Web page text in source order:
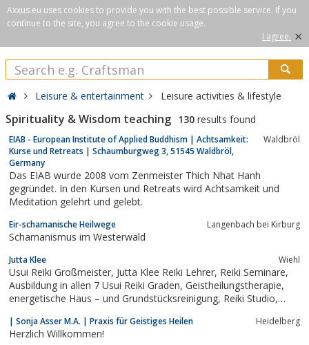
Axxus.eu uses cookies to provide you with the best possible service. If you
continue to the site, you agree to the cookie usage.
I agree. ×
Leisure & entertainment Leisure activities & lifestyle
Spirituality & Wisdom teaching 130 results found
EIAB - European Institute of Applied Buddhism | Achtsamkeit:
Kurse und Retreats | Schaumburgweg 3, 51545 Waldbröl,
Germany
Waldbröl
Das EIAB wurde 2008 vom Zenmeister Thich Nhat Hanh
gegründet. In den Kursen und Retreats wird Achtsamkeit und
Meditation gelehrt und gelebt.
Eir-schamanische Heilwege Langenbach bei Kirburg
Schamanismus im Westerwald
Jutta Klee Wiehl
Usui Reiki Großmeister, Jutta Klee Reiki Lehrer, Reiki Seminare,
Ausbildung in allen 7 Usui Reiki Graden, Geistheilungstherapie,
energetische Haus – und Grundstücksreinigung, Reiki Studio,
Wiehl in der Nähe von Gummersbach, NRW.Die Reiki Seminare
finden in...
| Sonja Asser M.A. | Praxis für Geistiges Heilen Heidelberg
Herzlich Willkommen!